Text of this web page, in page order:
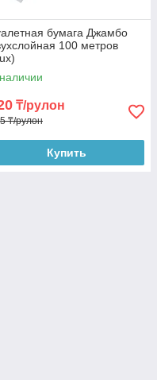
бумага Джамбо
100 метров
₸/рулон
₸/рулон
Купить